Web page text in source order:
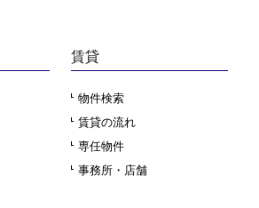
賃貸
物件検索
賃貸の流れ
専任物件
事務所・店舗